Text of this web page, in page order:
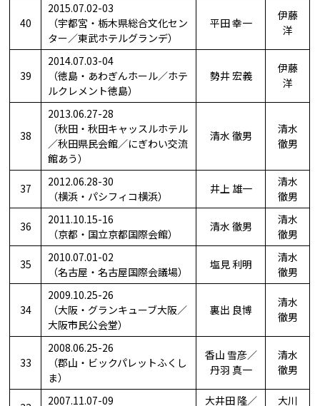
40
2015.07.02-03
（宇都宮・栃木県総合文化セン
ター／東武ホテルグランデ）
平田 幸一
伊藤
洋
39
2014.07.03-04
（徳島・あわぎんホール／ホテ
ルクレメント徳島）
勢井 宏義
伊藤
洋
38
2013.06.27-28
（秋田・秋田キャッスルホテル
／秋田県民会館／にぎわい交流
館あう）
清水 徹男
清水
徹男
37
2012.06.28-30
（横浜・パシフィコ横浜）
井上 雄一
清水
徹男
36
2011.10.15-16
（京都・国立京都国際会館）
清水 徹男
清水
徹男
35
2010.07.01-02
（名古屋・名古屋国際会議場）
塩見 利明
清水
徹男
34
2009.10.25-26
（大阪・グランキューブ大阪／
大阪市民公会堂）
裏出 良博
清水
徹男
33
2008.06.25-26
（郡山・ビックパレットふくし
ま）
香山 雪彦／
丹羽 真一
清水
徹男
2007.11.07-09 大井田 隆／ 大川